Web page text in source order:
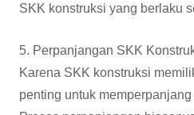
SKK konstruksi yang berlaku
5. Perpanjangan SKK
Karena SKK konstruksi
penting untuk